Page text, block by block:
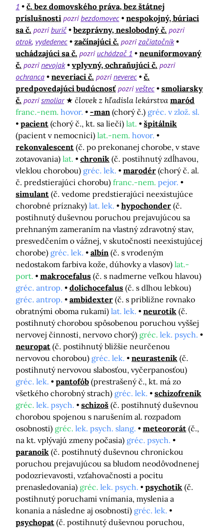
1
č. bez domovského práva, bez štátnej
príslušnosti pozribezdomovec
nespokojný, búriaci
sa č. pozriburič bezprávny, neslobodný č. pozri
otrok vydedenec začínajúci č. pozrizačiatočník
uchádzajúci sa č. pozri uchádzač 1
neuniformovaný
č. pozrinevojak vplyvný, ochraňujúci č. pozri
ochranca
neveriaci č. pozrineverec
č.
predpovedajúci budúcnosť pozri veštec
smoliarsky
č. pozrismoliar človek z hľadisla lekárstva maród
franc.-nem. hovor. -man (chorý č.) gréc. v zlož. sl.
pacient (chorý č., kt. sa lieči) lat.
špitálnik
(pacient v nemocnici) lat.-nem. hovor.
rekonvalescent (č. po prekonanej chorobe, v stave
zotavovania) lat. chronik (č. postihnutý zdĺhavou,
vleklou chorobou) gréc. lek. marodér (chorý č. al.
č. predstierajúci chorobu) franc.-nem. pejor.
simulant (č. vedome predstierajúci neexistujúce
chorobné príznaky) lat. lek. hypochonder (č.
postihnutý duševnou poruchou prejavujúcou sa
prehnaným zameraním na vlastný zdravotný stav,
presvedčením o vážnej, v skutočnosti neexistujúcej
chorobe) gréc. lek. albín (č. s vrodeným
nedostakom farbiva kože, dúhovky a vlasov) lat.-
port.
makrocefalus (č. s nadmerne veľkou hlavou)
gréc. antrop.
dolichocefalus (č. s dlhou lebkou)
gréc. antrop.
ambidexter (č. s približne rovnako
obratnými oboma rukami) lat. lek. neurotik (č.
postihnutý chorobou spôsobenou poruchou vyššej
nervovej činnosti, nervovo chorý) gréc. lek. psych.
neuropat (č. postihnutý bližšie neurčenou
nervovou chorobou) gréc. lek. neurastenik (č.
postihnutý nervovou slabosťou, vyčerpanosťou)
gréc. lek.
pantofób (prestrašený č., kt. má zo
všetkého chorobný strach) gréc. lek.
schizofrenik
gréc. lek. psych. schizoš (č. postihnutý duševnou
chorobou spojenou s narušením al. rozpadom
osobnosti) gréc. lek. psych. slang. meteororát (č.,
na kt. vplývajú zmeny počasia) gréc. psych.
paranoik (č. postihnutý duševnou chronickou
poruchou prejavujúcou sa bludom neodôvodnenej
podozrievavosti, vzťahovačnosti a pocitu
prenasledovania) gréc. lek. psych. psychotik (č.
postihnutý poruchami vnímania, myslenia a
konania a následne aj osobnosti) gréc. lek.
psychopat (č. postihnutý duševnou poruchou,